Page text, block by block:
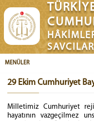
MENÜLER
29 Ekim Cumhuriyet
Milletimiz Cumhuriyet
hayatının vazgeçilmez